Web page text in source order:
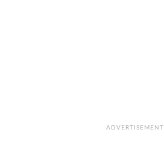
ADVERTISEMENT